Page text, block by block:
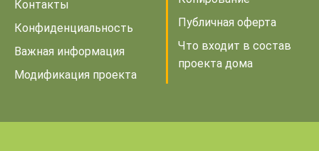
Контакты
Конфиденциальность
Важная информация
Модификация проекта
Публичная оферта
Что входит в состав
проекта дома